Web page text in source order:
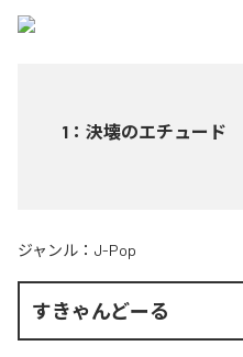
1 ： 決壊のエチュード
ジャンル： J-Pop
すきゃんどーる